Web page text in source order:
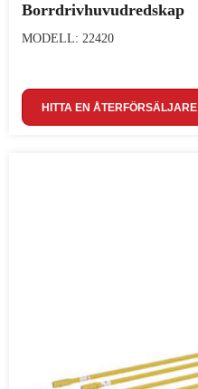
Borrdrivhuvudredskap
MODELL: 22420
HITTA EN ÅTERFÖRSÄLJARE